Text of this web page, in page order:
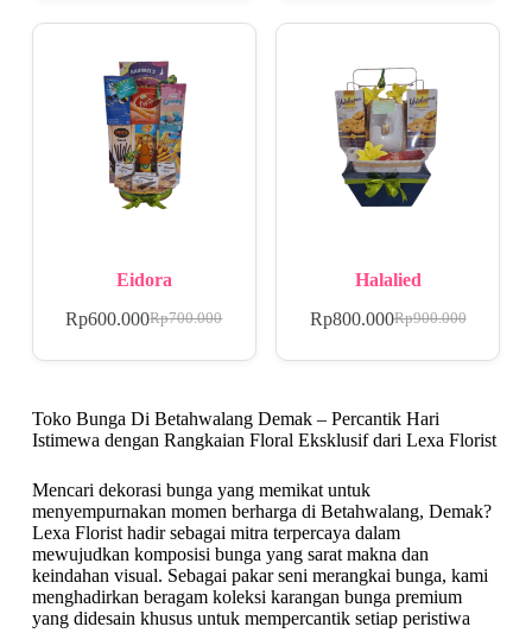
Eidora
Rp700.000
Rp600.000
Halalied
Rp900.000
Rp800.000
Toko Bunga Di Betahwalang Demak – Percantik Hari
Istimewa dengan Rangkaian Floral Eksklusif dari Lexa Florist
Mencari dekorasi bunga yang memikat untuk
menyempurnakan momen berharga di Betahwalang, Demak?
Lexa Florist hadir sebagai mitra terpercaya dalam
mewujudkan komposisi bunga yang sarat makna dan
keindahan visual. Sebagai pakar seni merangkai bunga, kami
menghadirkan beragam koleksi karangan bunga premium
yang didesain khusus untuk mempercantik setiap peristiwa